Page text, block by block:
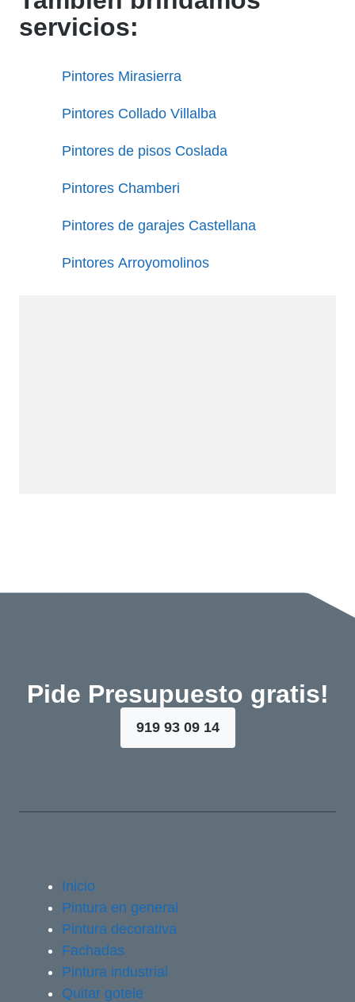
servicios:
Pintores Mirasierra
Pintores Collado Villalba
Pintores de pisos Coslada
Pintores Chamberi
Pintores de garajes Castellana
Pintores Arroyomolinos
Pide Presupuesto gratis!
919 93 09 14
Inicio
Pintura en general
Pintura decorativa
Fachadas
Pintura industrial
Quitar gotele